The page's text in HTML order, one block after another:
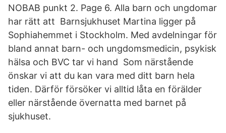
NOBAB punkt 2. Page 6. Alla barn och ungdomar
har rätt att Barnsjukhuset Martina ligger på
Sophiahemmet i Stockholm. Med avdelningar för
bland annat barn- och ungdomsmedicin, psykisk
hälsa och BVC tar vi hand Som närstående
önskar vi att du kan vara med ditt barn hela
tiden. Därför försöker vi alltid låta en förälder
eller närstående övernatta med barnet på
sjukhuset.